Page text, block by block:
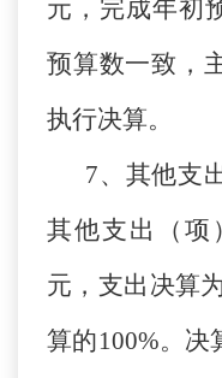
元，完成年初
预算数一致，
执行决算。
7、其他支
其他支出（项
元，支出决算
算的100%。决